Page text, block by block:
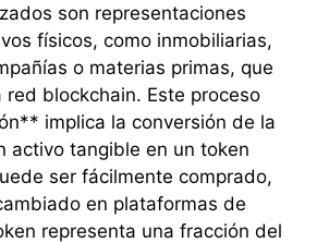
son representaciones
físicos, como inmobiliarias,
o materias primas, que
red blockchain. Este proceso
implica la conversión de la
activo tangible en un token
ser fácilmente comprado,
en plataformas de
representa una fracción del